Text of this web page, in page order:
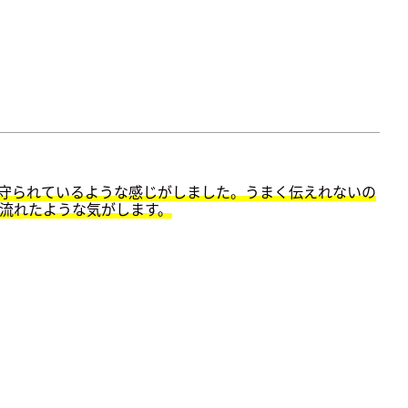
られているような感じがしました。うまく伝えれないの
れたような気がします。